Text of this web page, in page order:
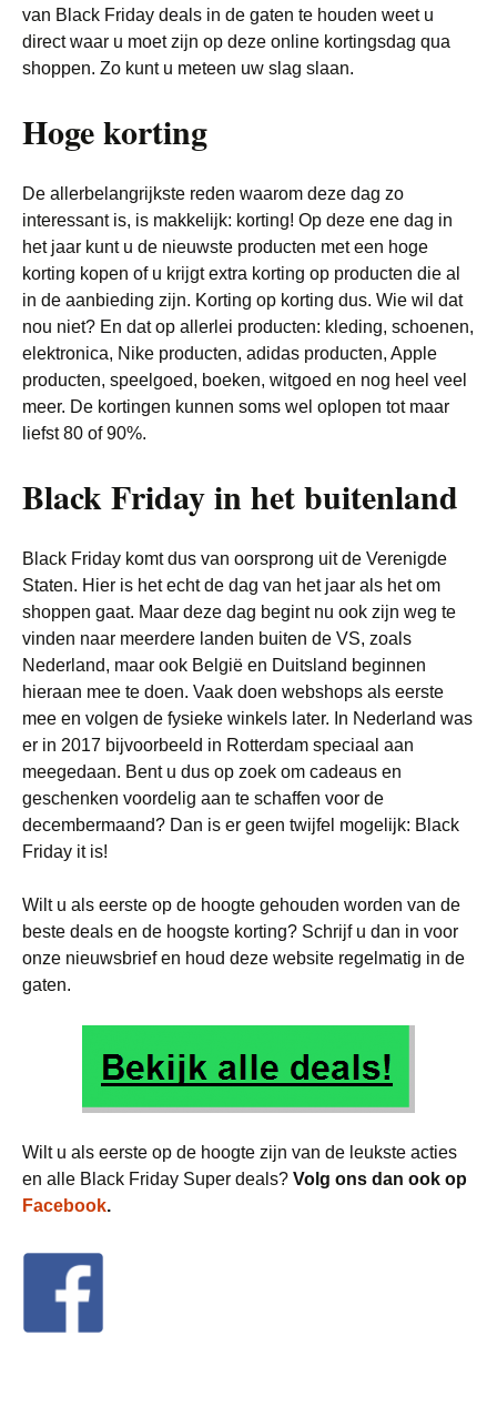
van Black Friday deals in de gaten te houden weet u
direct waar u moet zijn op deze online kortingsdag qua
shoppen. Zo kunt u meteen uw slag slaan.
Hoge korting
De allerbelangrijkste reden waarom deze dag zo
interessant is, is makkelijk: korting! Op deze ene dag in
het jaar kunt u de nieuwste producten met een hoge
korting kopen of u krijgt extra korting op producten die al
in de aanbieding zijn. Korting op korting dus. Wie wil dat
nou niet? En dat op allerlei producten: kleding, schoenen,
elektronica, Nike producten, adidas producten, Apple
producten, speelgoed, boeken, witgoed en nog heel veel
meer. De kortingen kunnen soms wel oplopen tot maar
liefst 80 of 90%.
Black Friday in het buitenland
Black Friday komt dus van oorsprong uit de Verenigde
Staten. Hier is het echt de dag van het jaar als het om
shoppen gaat. Maar deze dag begint nu ook zijn weg te
vinden naar meerdere landen buiten de VS, zoals
Nederland, maar ook België en Duitsland beginnen
hieraan mee te doen. Vaak doen webshops als eerste
mee en volgen de fysieke winkels later. In Nederland was
er in 2017 bijvoorbeeld in Rotterdam speciaal aan
meegedaan. Bent u dus op zoek om cadeaus en
geschenken voordelig aan te schaffen voor de
decembermaand? Dan is er geen twijfel mogelijk: Black
Friday it is!
Wilt u als eerste op de hoogte gehouden worden van de
beste deals en de hoogste korting? Schrijf u dan in voor
onze nieuwsbrief en houd deze website regelmatig in de
gaten.
Wilt u als eerste op de hoogte zijn van de leukste acties
en alle Black Friday Super deals? Volg ons dan ook op
Facebook.